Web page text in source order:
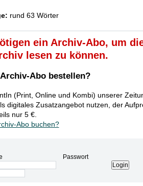
rund 63 Wörter
ein Archiv-Abo, um
lesen zu können.
Abo bestellen?
(Print, Online und Kombi) unserer
digitales Zusatzangebot nutzen, der
nur 5 €.
Abo buchen?
Passwort